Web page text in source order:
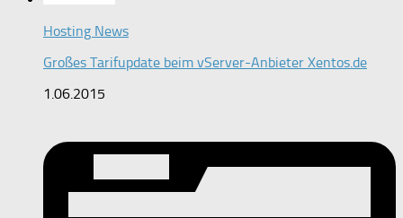
Hosting News
Großes Tarifupdate beim vServer-Anbieter Xentos.de
1.06.2015